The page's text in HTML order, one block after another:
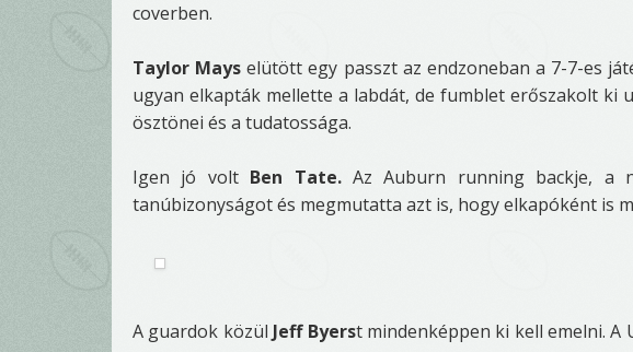
coverben.
Taylor Mays elütött egy passzt az endzoneban a 7-7-es
ugyan elkapták mellette a labdát, de fumblet erőszakolt ki
ösztönei és a tudatossága.
Igen jó volt Ben Tate.Az Auburn running backje, a
tanúbizonyságot és megmutatta azt is, hogy elkapóként is
A guardok közül Jeff Byerst mindenképpen ki kell emelni. A